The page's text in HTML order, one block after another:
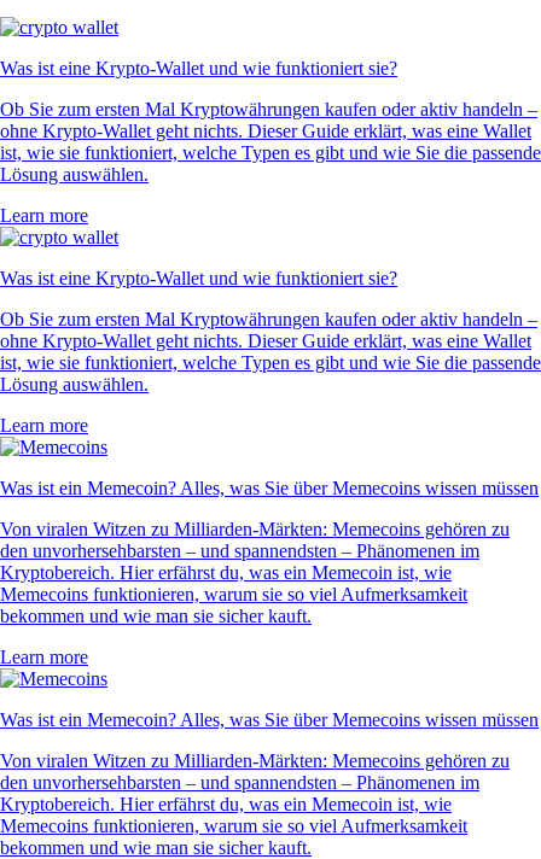
Was ist eine Krypto-Wallet und wie funktioniert sie?
Ob Sie zum ersten Mal Kryptowährungen kaufen oder aktiv handeln –
ohne Krypto-Wallet geht nichts. Dieser Guide erklärt, was eine Wallet
ist, wie sie funktioniert, welche Typen es gibt und wie Sie die passende
Lösung auswählen.
Learn more
Was ist eine Krypto-Wallet und wie funktioniert sie?
Ob Sie zum ersten Mal Kryptowährungen kaufen oder aktiv handeln –
ohne Krypto-Wallet geht nichts. Dieser Guide erklärt, was eine Wallet
ist, wie sie funktioniert, welche Typen es gibt und wie Sie die passende
Lösung auswählen.
Learn more
Was ist ein Memecoin? Alles, was Sie über Memecoins wissen müssen
Von viralen Witzen zu Milliarden-Märkten: Memecoins gehören zu
den unvorhersehbarsten – und spannendsten – Phänomenen im
Kryptobereich. Hier erfährst du, was ein Memecoin ist, wie
Memecoins funktionieren, warum sie so viel Aufmerksamkeit
bekommen und wie man sie sicher kauft.
Learn more
Was ist ein Memecoin? Alles, was Sie über Memecoins wissen müssen
Von viralen Witzen zu Milliarden-Märkten: Memecoins gehören zu
den unvorhersehbarsten – und spannendsten – Phänomenen im
Kryptobereich. Hier erfährst du, was ein Memecoin ist, wie
Memecoins funktionieren, warum sie so viel Aufmerksamkeit
bekommen und wie man sie sicher kauft.